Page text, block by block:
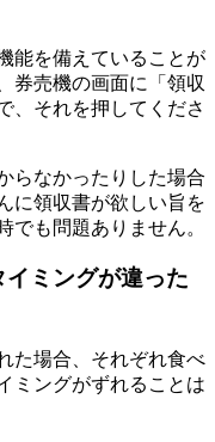
能を備えていることが
券売機の画面に「領収
、それを押してくださ
らなかったりした場合
に領収書が欲しい旨を
でも問題ありません。
ミングが違った
た場合、それぞれ食べ
ミングがずれることは